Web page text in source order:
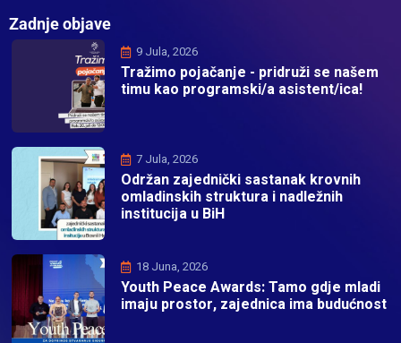
Zadnje objave
9 Jula, 2026
Tražimo pojačanje - pridruži se našem
timu kao programski/a asistent/ica!
7 Jula, 2026
Održan zajednički sastanak krovnih
omladinskih struktura i nadležnih
institucija u BiH
18 Juna, 2026
Youth Peace Awards: Tamo gdje mladi
imaju prostor, zajednica ima budućnost